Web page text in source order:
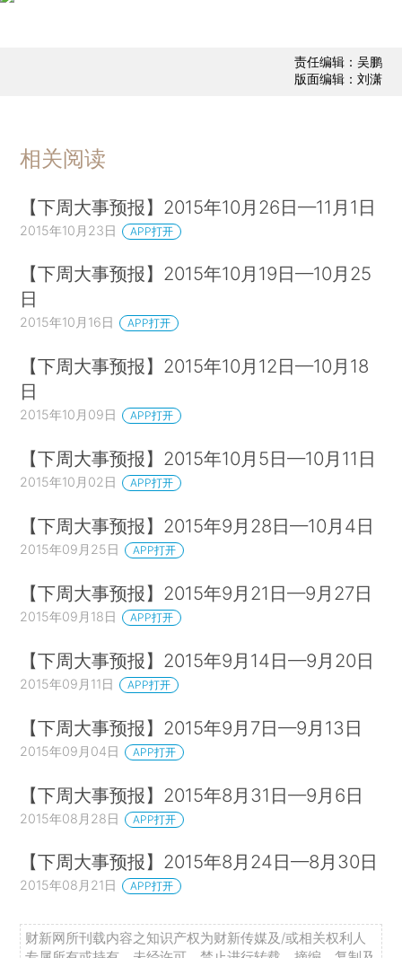
责任编辑：吴鹏
版面编辑：刘潇
相关阅读
【下周大事预报】2015年10月26日—11月1日
2015年10月23日 APP打开
【下周大事预报】2015年10月19日—10月25
日
2015年10月16日 APP打开
【下周大事预报】2015年10月12日—10月18
日
2015年10月09日 APP打开
【下周大事预报】2015年10月5日—10月11日
2015年10月02日 APP打开
【下周大事预报】2015年9月28日—10月4日
2015年09月25日 APP打开
【下周大事预报】2015年9月21日—9月27日
2015年09月18日 APP打开
【下周大事预报】2015年9月14日—9月20日
2015年09月11日 APP打开
【下周大事预报】2015年9月7日—9月13日
2015年09月04日 APP打开
【下周大事预报】2015年8月31日—9月6日
2015年08月28日 APP打开
【下周大事预报】2015年8月24日—8月30日
2015年08月21日 APP打开
财新网所刊载内容之知识产权为财新传媒及/或相关权利人